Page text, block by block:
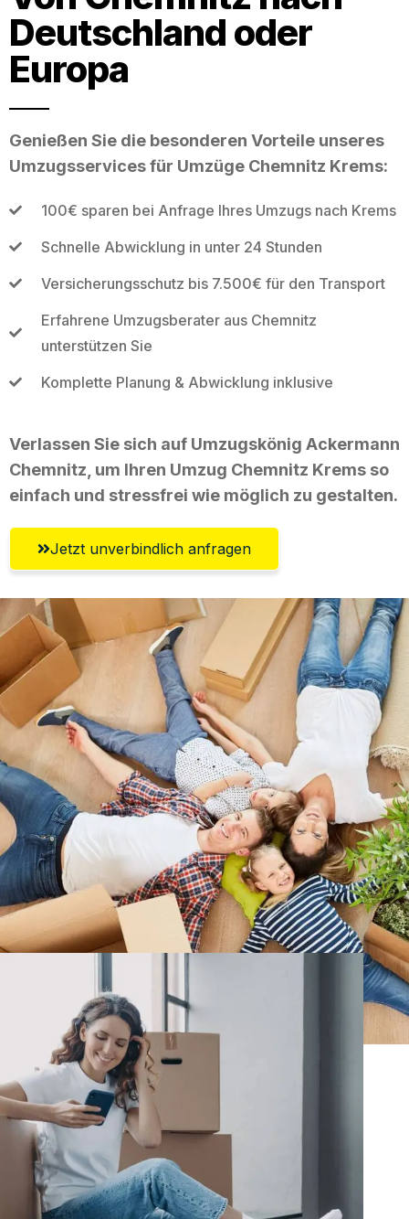
Deutschland oder
Europa
Genießen Sie die besonderen Vorteile unseres
Umzugsservices für Umzüge Chemnitz Krems:
100€ sparen bei Anfrage Ihres Umzugs nach Krems
Schnelle Abwicklung in unter 24 Stunden
Versicherungsschutz bis 7.500€ für den Transport
Erfahrene Umzugsberater aus Chemnitz
unterstützen Sie
Komplette Planung & Abwicklung inklusive
Verlassen Sie sich auf Umzugskönig Ackermann
Chemnitz, um Ihren Umzug Chemnitz Krems so
einfach und stressfrei wie möglich zu gestalten.
Jetzt unverbindlich anfragen